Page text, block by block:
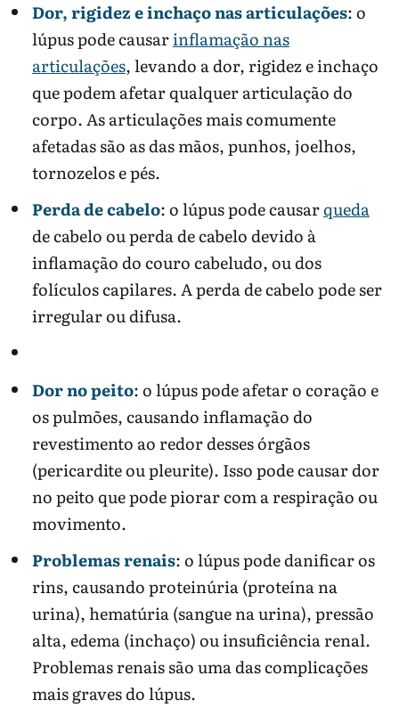
Dor, rigidez e inchaço nas articulações: o
lúpus pode causarinflamação nas
articulações, levando a dor, rigidez e inchaço
que podem afetar qualquer articulação do
corpo. As articulações mais comumente
afetadas são as das mãos, punhos, joelhos,
tornozelos e pés.
Perda de cabelo: o lúpus pode causarqueda
de cabelo ou perda de cabelo devido à
inflamação do couro cabeludo, ou dos
folículos capilares. A perda de cabelo pode ser
irregular ou difusa.
Dor no peito: o lúpus pode afetar o coração e
os pulmões, causando inflamação do
revestimento ao redor desses órgãos
(pericardite ou pleurite). Isso pode causar dor
no peito que pode piorar com a respiração ou
movimento.
Problemas renais: o lúpus pode danificar os
rins, causando proteinúria (proteína na
urina), hematúria (sangue na urina), pressão
alta, edema (inchaço) ou insuficiência renal.
Problemas renais são uma das complicações
mais graves do lúpus.